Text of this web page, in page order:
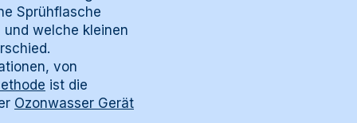
Sprühflasche
welche kleinen
von
ist die
Ozonwasser Gerät